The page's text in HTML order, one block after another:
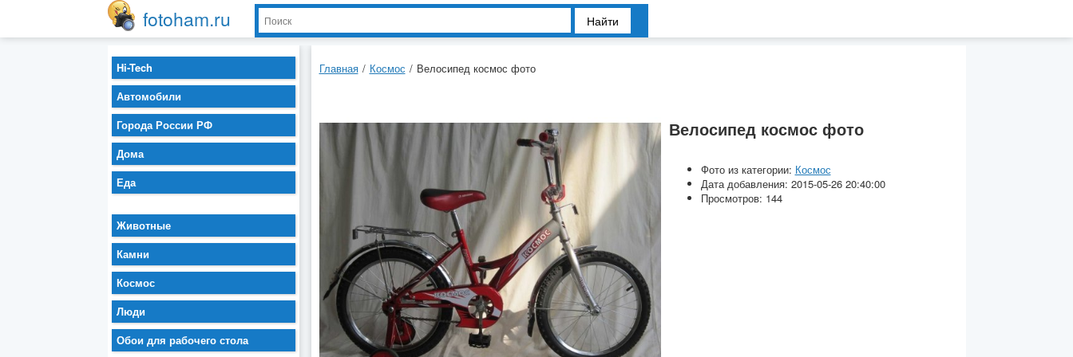
fotoham.ru Найти
Главная / Космос / Велосипед космос фото
Велосипед космос фото
Фото из категории: Космос
Дата добавления: 2015-05-26 20:40:00
Просмотров: 144
Hi-Tech
Автомобили
Города России РФ
Дома
Еда
Животные
Камни
Космос
Люди
Обои для рабочего стола